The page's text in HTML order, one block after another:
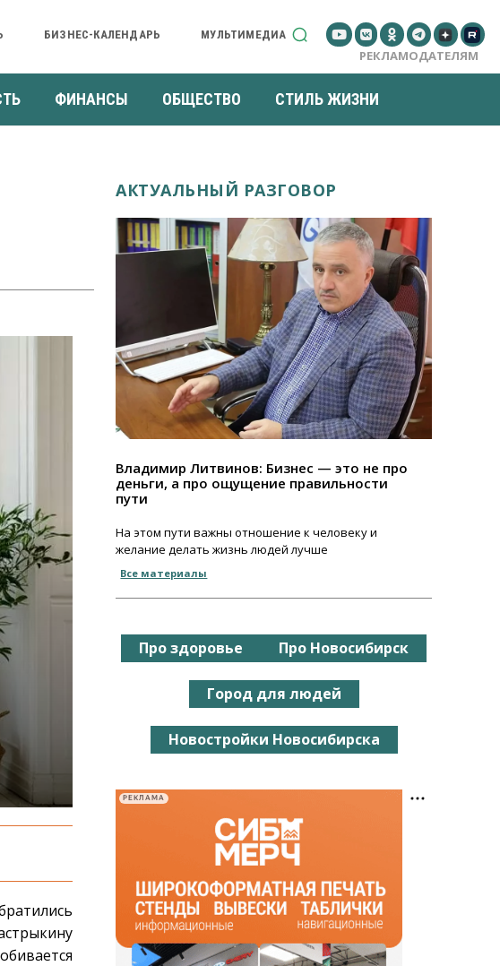
БИЗНЕС-КАЛЕНДАРЬ МУЛЬТИМЕДИА
РЕКЛАМОДАТЕЛЯМ
ФИНАНСЫ ОБЩЕСТВО СТИЛЬ ЖИЗНИ
АКТУАЛЬНЫЙ РАЗГОВОР
Владимир Литвинов: Бизнес — это не про
деньги, а про ощущение правильности
пути
На этом пути важны отношение к человеку и
желание делать жизнь людей лучше
Все материалы
Про здоровье Про Новосибирск
Город для людей
Новостройки Новосибирска
РЕКЛАМА